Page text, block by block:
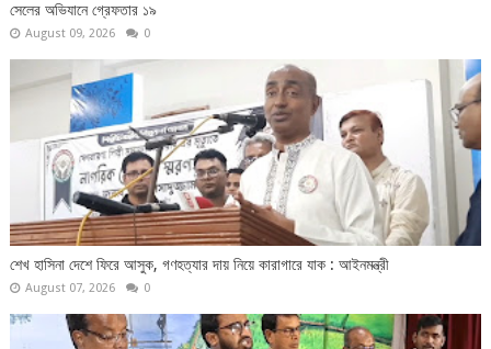
সেলের অভিযানে গ্রেফতার ১৯
August 09, 2026 0
শেখ হাসিনা দেশে ফিরে আসুক, গণহত্যার দায় নিয়ে কারাগারে যাক : আইনমন্ত্রী
August 07, 2026 0